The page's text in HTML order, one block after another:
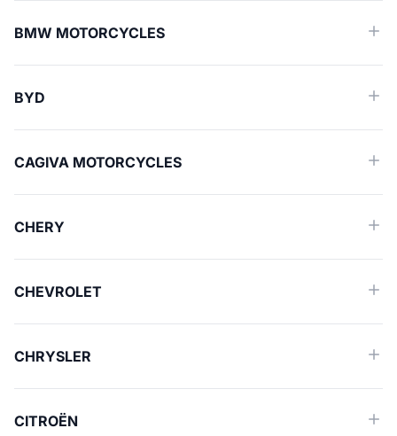
BMW MOTORCYCLES
BYD
CAGIVA MOTORCYCLES
CHERY
CHEVROLET
CHRYSLER
CITROËN